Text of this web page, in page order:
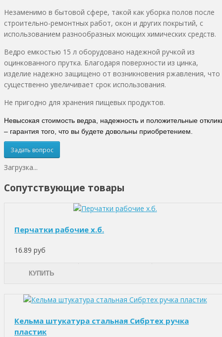
Незаменимо в бытовой сфере, такой как уборка полов после
строительно-ремонтных работ, окон и других покрытий, с
использованием разнообразных моющих химических средств.
Ведро емкостью 15 л оборудовано надежной ручкой из
оцинкованного прутка. Благодаря поверхности из цинка,
изделие надежно защищено от возникновения ржавления, что
существенно увеличивает срок использования.
Не пригодно для хранения пищевых продуктов.
Невысокая стоимость ведра, надежность и положительные
– гарантия того, что вы будете довольны приобретением.
Задать вопрос
Загрузка...
Сопутствующие товары
Перчатки рабочие х.б.
16.89 руб
КУПИТЬ
Кельма штукатура стальная Сибртех ручка
пластик